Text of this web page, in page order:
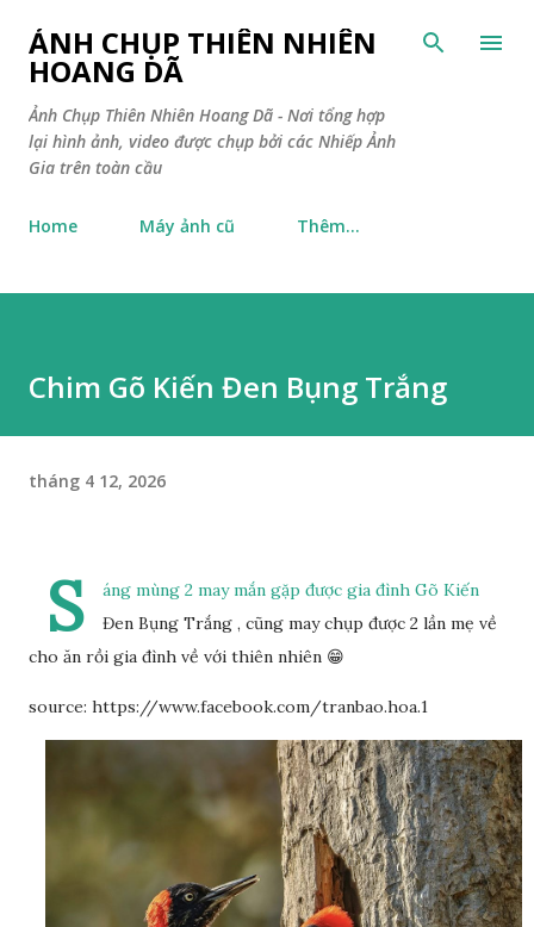
Chuyển đến nội dung chính
ẢNH CHỤP THIÊN NHIÊN
HOANG DÃ
Ảnh Chụp Thiên Nhiên Hoang Dã - Nơi tổng hợp
lại hình ảnh, video được chụp bởi các Nhiếp Ảnh
Gia trên toàn cầu
Home Máy ảnh cũ Thêm…
Chim Gõ Kiến Đen Bụng Trắng
tháng 4 12, 2026
S
áng mùng 2 may mắn gặp được gia đình Gõ Kiến
Đen Bụng Trắng , cũng may chụp được 2 lần mẹ về
cho ăn rồi gia đình về với thiên nhiên 😁
source: https://www.facebook.com/tranbao.hoa.1